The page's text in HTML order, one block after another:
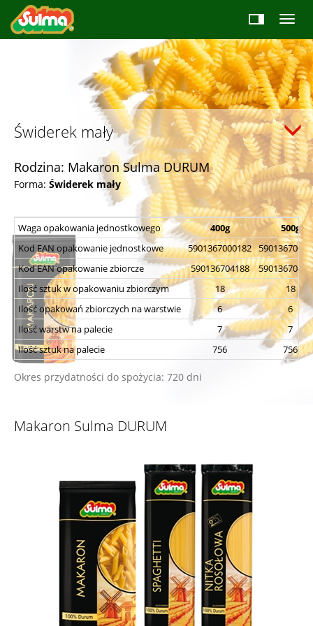
Świderek mały
Rodzina: Makaron Sulma DURUM
Forma: Świderek mały
Waga opakowania jednostkowego 400g
500g
Kod EAN opakowanie jednostkowe
5901367000182
Kod EAN opakowanie zbiorcze
590136704188
Ilość sztuk w opakowaniu zbiorczym
18
18
Ilość opakowań zbiorczych na warstwie
6
6
Ilość warstw na palecie
7
7
Ilość sztuk na palecie
756 756
Okres przydatności do spożycia: 720 dni
Makaron Sulma DURUM